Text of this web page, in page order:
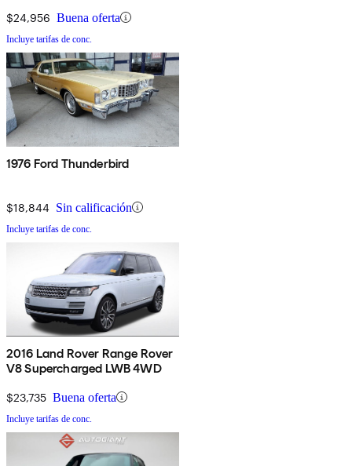
$24,956 Buena oferta
Incluye tarifas de conc.
1976 Ford Thunderbird
$18,844 Sin calificación
Incluye tarifas de conc.
2016 Land Rover Range Rover
V8 Supercharged LWB 4WD
$23,735 Buena oferta
Incluye tarifas de conc.